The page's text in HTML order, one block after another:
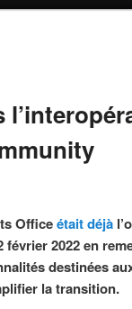
Officeétait déjà
2022 en
destinées
la transition.